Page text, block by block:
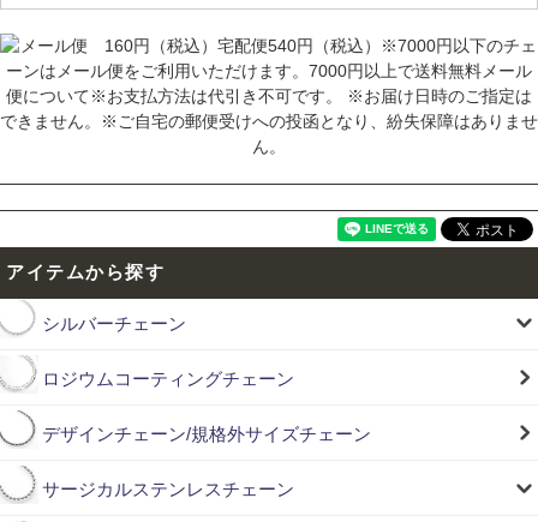
アイテムから探す
シルバーチェーン
ロジウムコーティングチェーン
デザインチェーン/規格外サイズチェーン
サージカルステンレスチェーン